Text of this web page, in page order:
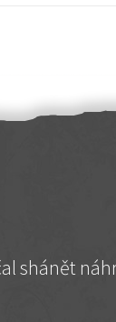
shánět